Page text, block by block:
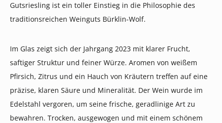
Gutsriesling ist ein toller Einstieg in die Philosophie des
traditionsreichen Weinguts Bürklin-Wolf.
Im Glas zeigt sich der Jahrgang 2023 mit klarer Frucht,
saftiger Struktur und feiner Würze. Aromen von weißem
Pfirsich, Zitrus und ein Hauch von Kräutern treffen auf eine
präzise, klaren Säure und Mineralität. Der Wein wurde im
Edelstahl vergoren, um seine frische, geradlinige Art zu
bewahren. Trocken, ausgewogen und mit einem schönem